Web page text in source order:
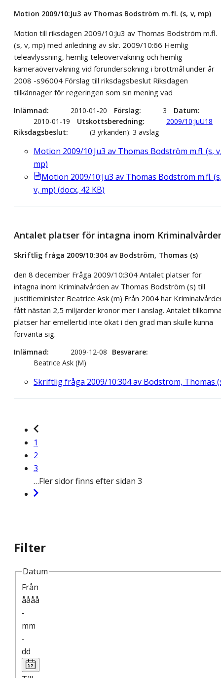
Motion 2009/10:Ju3 av Thomas Bodström m.fl. (s, v, mp)
Motion till riksdagen 2009/10:Ju3 av Thomas Bodström m.fl.
(s, v, mp) med anledning av skr. 2009/10:66 Hemlig
teleavlyssning, hemlig teleövervakning och hemlig
kameraövervakning vid förundersökning i brottmål under år
2008 -s96004 Förslag till riksdagsbeslut Riksdagen
tillkännager för regeringen som sin mening vad
Inlämnad 2010-01-20 Förslag 3
Datum
2010-01-19
Utskottsberedning
2009/10:JuU18
Riksdagsbeslut
(3 yrkanden): 3 avslag
Motion 2009/10:Ju3 av Thomas Bodström m.fl. (s,
mp)
Motion 2009/10:Ju3 av Thomas Bodström m.fl.
v, mp) (docx, 42 KB)
Antalet platser för intagna inom
Skriftlig fråga 2009/10:304 av Bodström, Thomas (s)
den 8 december Fråga 2009/10:304 Antalet platser för
intagna inom Kriminalvården av Thomas Bodström (s) till
justitieminister Beatrice Ask (m) Från 2004 har
fått nästan 2,5 miljarder kronor mer i anslag. Antalet
platser har emellertid inte ökat i den grad man skulle kunna
förvänta sig.
Inlämnad 2009-12-08
Besvarare
Beatrice Ask (M)
Skriftlig fråga 2009/10:304 av Bodström, Thomas
1
2
3
…Fler sidor finns efter sidan 3
Filter
Datum
Från
åååå
-
mm
-
dd